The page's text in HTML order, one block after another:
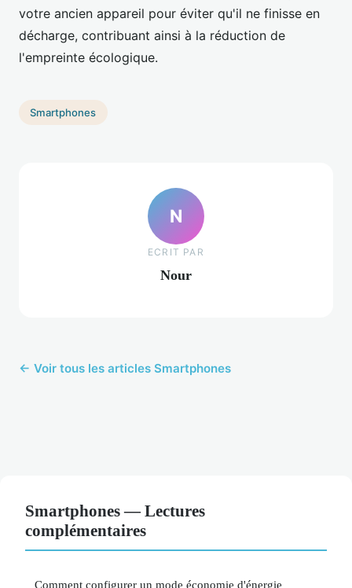
votre ancien appareil pour éviter qu'il ne finisse en
décharge, contribuant ainsi à la réduction de
l'empreinte écologique.
Smartphones
N
ECRIT PAR
Nour
← Voir tous les articles Smartphones
Smartphones — Lectures
complémentaires
Comment configurer un mode économie d'énergie